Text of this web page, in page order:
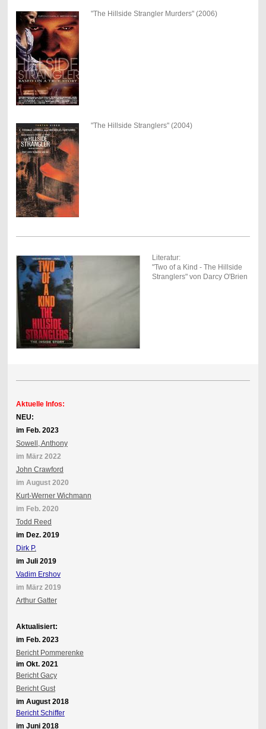
"The Hillside Strangler Murders" (2006)
"The Hillside Stranglers" (2004)
Literatur:
"Two of a Kind - The Hillside
Stranglers" von Darcy O'Brien
Aktuelle Infos:
NEU:
im Feb. 2023
Sowell, Anthony
im März 2022
John Crawford
im August 2020
Kurt-Werner Wichmann
im Feb. 2020
Todd Reed
im Dez. 2019
Dirk P.
im Juli 2019
Vadim Ershov
im März 2019
Arthur Gatter
Aktualisiert:
im Feb. 2023
Bericht Pommerenke
im Okt. 2021
Bericht Gacy
Bericht Gust
im August 2018
Bericht Schiffer
im Juni 2018